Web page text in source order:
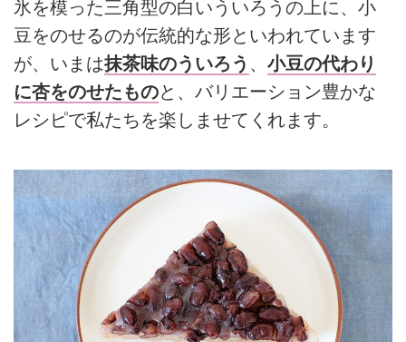
氷を模った三角型の白いういろうの上に、小
豆をのせるのが伝統的な形といわれています
が、いまは抹茶味のういろう 、 小豆の代わり
に杏をのせたものと、バリエーション豊かな
レシピで私たちを楽しませてくれます。